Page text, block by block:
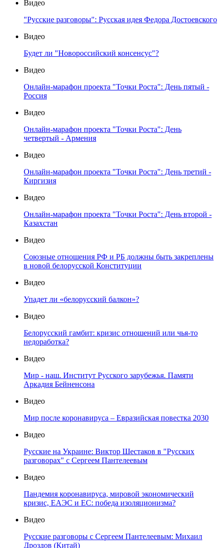
Видео
"Русские разговоры": Русская идея Федора Достоевского
Видео
Будет ли "Новороссийский консенсус"?
Видео
Онлайн-марафон проекта "Точки Роста": День пятый -
Россия
Видео
Онлайн-марафон проекта "Точки Роста": День
четвертый - Армения
Видео
Онлайн-марафон проекта "Точки Роста": День третий -
Киргизия
Видео
Онлайн-марафон проекта "Точки Роста": День второй -
Казахстан
Видео
Союзные отношения РФ и РБ должны быть закреплены
в новой белорусской Конституции
Видео
Упадет ли «белорусский балкон»?
Видео
Белорусский гамбит: кризис отношений или чья-то
недоработка?
Видео
Мир - наш. Институт Русского зарубежья. Памяти
Аркадия Бейненсона
Видео
Мир после коронавируса – Евразийская повестка 2030
Видео
Русские на Украине: Виктор Шестаков в "Русских
разговорах" с Сергеем Пантелеевым
Видео
Пандемия коронавируса, мировой экономический
кризис, ЕАЭС и ЕС: победа изоляционизма?
Видео
Русские разговоры с Сергеем Пантелеевым: Михаил
Дроздов (Китай)